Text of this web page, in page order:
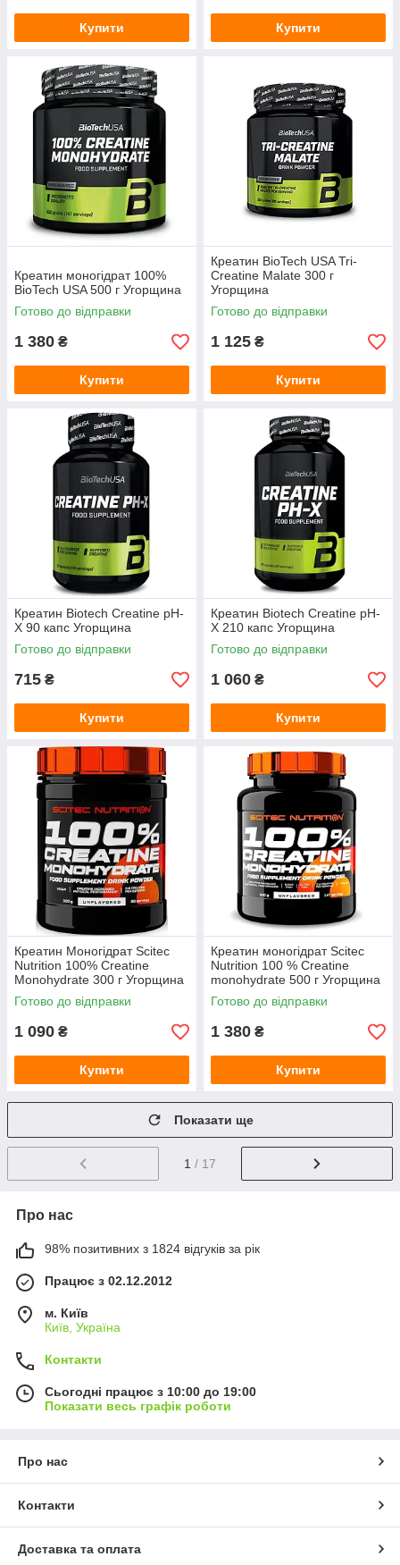
Купити Купити
Креатин моногідрат 100%
BioTech USA 500 г Угорщина
Готово до відправки
1 380 ₴
Купити
Креатин BioTech USA Tri-
Creatine Malate 300 г
Угорщина
Готово до відправки
1 125 ₴
Купити
Креатин Biotech Creatine pH-
X 90 капс Угорщина
Готово до відправки
715 ₴
Купити
Креатин Biotech Creatine pH-
X 210 капс Угорщина
Готово до відправки
1 060 ₴
Купити
Креатин Моногідрат Scitec
Nutrition 100% Creatine
Monohydrate 300 г Угорщина
Готово до відправки
1 090 ₴
Купити
Креатин моногідрат Scitec
Nutrition 100 % Creatine
monohydrate 500 г Угорщина
Готово до відправки
1 380 ₴
Купити
Показати ще
1 / 17
Про нас
98% позитивних з 1824 відгуків за рік
Працює з 02.12.2012
м. Київ
Київ, Україна
Контакти
Сьогодні працює з 10:00 до 19:00
Показати весь графік роботи
Про нас
Контакти
Доставка та оплата